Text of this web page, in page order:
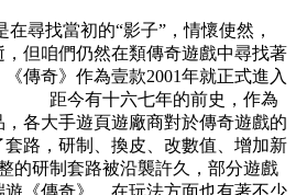
當初的“影子”，情懷使然，
但咱們仍然在類傳奇遊戲中尋找著
傳奇》作為壹款2001年就正式進入
今有十六七年的前史，作為
各大手遊頁遊廠商對於傳奇遊戲的
路，研制、換皮、改數值、增加新
套路被沿襲許久，部分遊戲
《傳奇》，在玩法方面也有著不少